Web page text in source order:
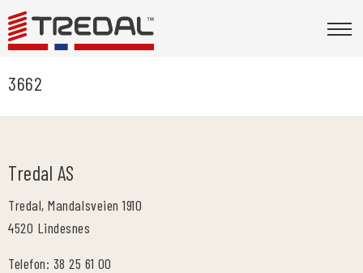
3662
Tredal AS
Tredal, Mandalsveien 1910
4520 Lindesnes
Telefon: 38 25 61 00